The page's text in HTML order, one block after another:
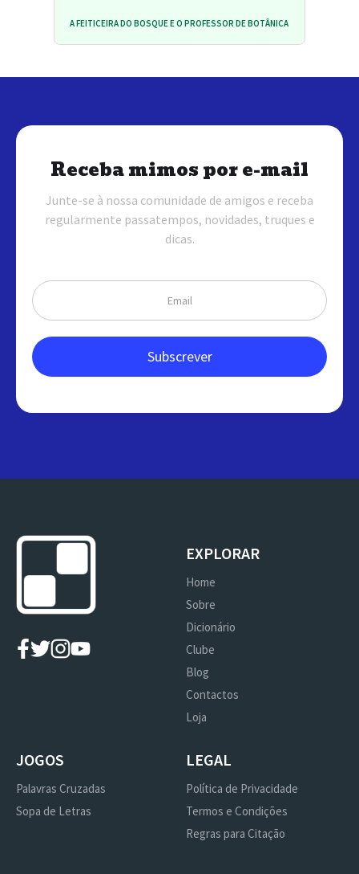
A FEITICEIRA DO BOSQUE E O PROFESSOR DE BOTÂNICA
Receba mimos por e-mail
Junte-se à nossa comunidade de amigos e receba
regularmente passatempos, novidades, truques e
dicas.
EXPLORAR
Home
Sobre
Dicionário
Clube
Blog
Contactos
Loja
JOGOS
Palavras Cruzadas
Sopa de Letras
LEGAL
Política de Privacidade
Termos e Condições
Regras para Citação